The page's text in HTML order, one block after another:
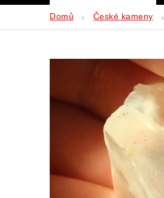
Domů České kameny